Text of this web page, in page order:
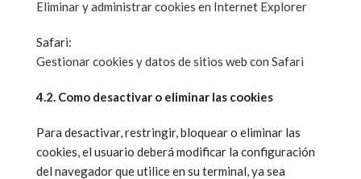
Eliminar y administrar cookies en Internet Explorer
Safari:
Gestionar cookies y datos de sitios web con Safari
4.2. Como desactivar o eliminar las cookies
Para desactivar, restringir, bloquear o eliminar las
cookies, el usuario deberá modificar la configuración
del navegador que utilice en su terminal, ya sea